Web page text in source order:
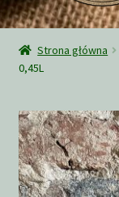
Sklep
O nas
Wysyłka
Zamówienie
Strona główna
0,45L